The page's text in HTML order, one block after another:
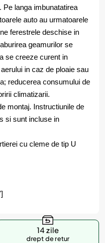
Pe langa imbunatatirea
auto au urmatoarele
ferestrele deschise in
geamurilor se
se creeze curent in
in caz de ploaie sau
reducerea consumului de
climatizarii.
montaj. Instructiunile de
si sunt incluse in
cu cleme de tip U
14 zile
drept de retur